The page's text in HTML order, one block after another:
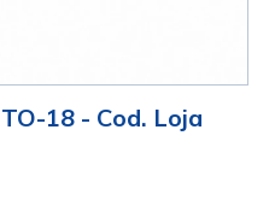
18 - Cod. Loja